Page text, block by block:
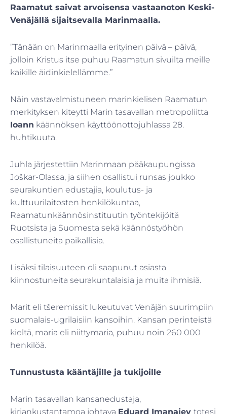
Raamatut saivat arvoisensa vastaanoton Keski-
Venäjällä sijaitsevalla Marinmaalla.
”Tänään on Marinmaalla erityinen päivä – päivä,
jolloin Kristus itse puhuu Raamatun sivuilta meille
kaikille äidinkielellämme.”
Näin vastavalmistuneen marinkielisen Raamatun
merkityksen kiteytti Marin tasavallan metropoliitta
Ioann käännöksen käyttöönottojuhlassa 28.
huhtikuuta.
Juhla järjestettiin Marinmaan pääkaupungissa
Joškar-Olassa, ja siihen osallistui runsas joukko
seurakuntien edustajia, koulutus- ja
kulttuurilaitosten henkilökuntaa,
Raamatunkäännösinstituutin työntekijöitä
Ruotsista ja Suomesta sekä käännöstyöhön
osallistuneita paikallisia.
Lisäksi tilaisuuteen oli saapunut asiasta
kiinnostuneita seurakuntalaisia ja muita ihmisiä.
Marit eli tšeremissit lukeutuvat Venäjän suurimpiin
suomalais-ugrilaisiin kansoihin. Kansan perinteistä
kieltä, maria eli niittymaria, puhuu noin 260 000
henkilöä.
Tunnustusta kääntäjille ja tukijoille
Marin tasavallan kansanedustaja,
kirjankustantamoa johtava Eduard Imanajev totesi